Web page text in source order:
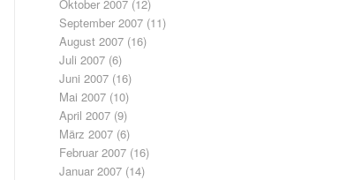
Oktober 2007 (12)
September 2007 (11)
August 2007 (16)
Juli 2007 (6)
Juni 2007 (16)
Mai 2007 (10)
April 2007 (9)
März 2007 (6)
Februar 2007 (16)
Januar 2007 (14)